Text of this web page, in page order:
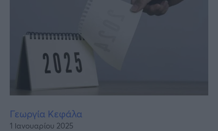
Γεωργία Κεφάλα
1 Ιανουαρίου 2025